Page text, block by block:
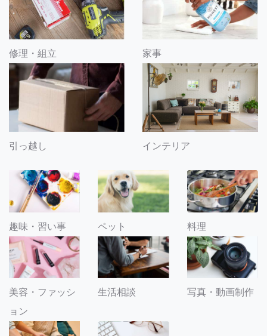
修理・組立 家事
引っ越し インテリア
趣味・習い事 ペット 料理
美容・ファッシ
ョン
生活相談 写真・動画制作